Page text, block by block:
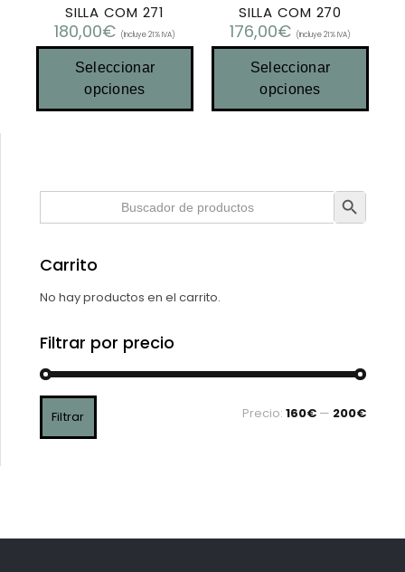
SILLA COM 271
180,00€ (Incluye 21% IVA)
Seleccionar
opciones
SILLA COM 270
176,00€ (Incluye 21% IVA)
Seleccionar
opciones
Buscar: Botón de búsqueda
Carrito
No hay productos en el carrito.
Filtrar por precio
Filtrar Precio:160€ — 200€